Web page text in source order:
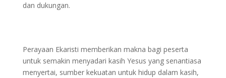
dan dukungan.
Perayaan Ekaristi memberikan makna bagi peserta
untuk semakin menyadari kasih Yesus yang senantiasa
menyertai, sumber kekuatan untuk hidup dalam kasih,